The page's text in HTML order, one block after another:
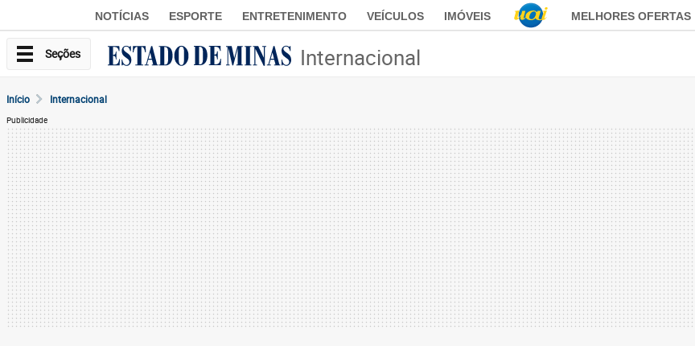
NOTÍCIAS ESPORTE ENTRETENIMENTO VEÍCULOS IMÓVEIS MELHORES OFERTAS
Seções Internacional
Início Internacional
Publicidade